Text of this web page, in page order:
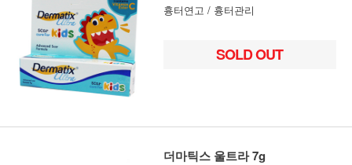
흉터연고 / 흉터관리
SOLD OUT
더마틱스 울트라 7g